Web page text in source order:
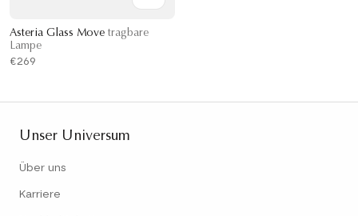
Asteria Glass Move tragbare
Lampe
€269
Unser Universum
Über uns
Karriere